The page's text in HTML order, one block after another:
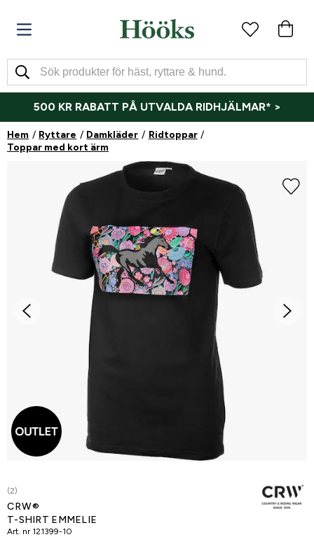
500 KR RABATT PÅ UTVALDA RIDHJÄLMAR* >
Hem Ryttare Damkläder
Ridtoppar
Toppar med kort ärm
(2)
CRW®
T-SHIRT EMMELIE
Art. nr 121399-10